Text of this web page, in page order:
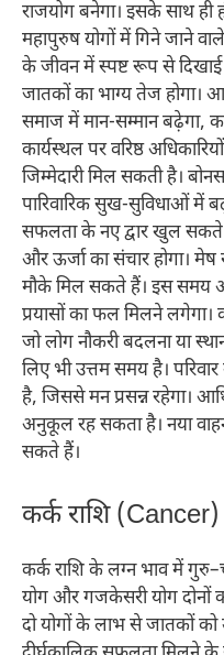
राजयोग बनेगा। इसके साथ ही
महापुरुष योगों में गिने जाने
के जीवन में स्पष्ट रूप से
जातकों का भाग्य तेज होगा।
समाज में मान-सम्मान बढ़ेगा,
कार्यस्थल पर वरिष्ठ
जिम्मेदारी मिल सकती है।
पारिवारिक सुख-सुविधाओं में
सफलता के नए द्वार खुल सकते
और ऊर्जा का संचार होगा।​
मौके मिल सकते हैं। इस समय
प्रयासों का फल मिलने लगेगा।
जो लोग नौकरी बदलना या
लिए भी उत्तम समय है।
है, जिससे मन प्रसन्न रहेगा।
अनुकूल रह सकता है। नया
सकते हैं।​
कर्क राशि (Cancer)
कर्क राशि के लग्न भाव में
योग और गजकेसरी योग दोनों
दो योगों के लाभ से जातकों को